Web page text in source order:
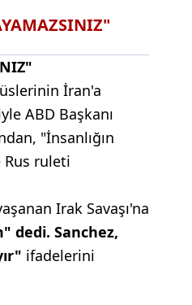
İran'a
ABD Başkanı
"İnsanlığın
Rus ruleti
Irak Savaşı'na
dedi. Sanchez,
ifadelerini